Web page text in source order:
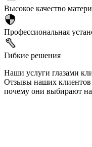
Высокое качество
Профессиональная
Гибкие решения
Наши услуги глазами
Отзывы наших клиентов
почему они выбирают